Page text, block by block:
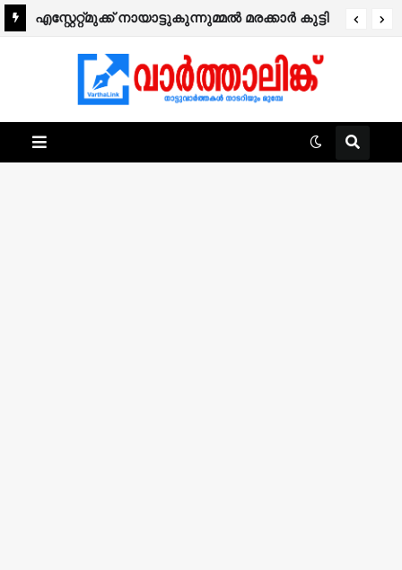
എസ്റ്റേറ്റ്മുക്ക് നായാട്ടുകുന്നുമ്മൽ മരക്കാർ കുട്ടി